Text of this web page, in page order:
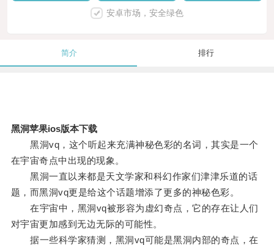
安卓市场，安全绿色
简介 排行
黑洞苹果ios版本下载
黑洞vq，这个听起来充满神秘色彩的名词，其实是一个
在宇宙奇点中出现的现象。
黑洞一直以来都是天文学家和科幻作家们津津乐道的话
题，而黑洞vq更是给这个话题增添了更多的神秘色彩。
在宇宙中，黑洞vq被形容为虚幻奇点，它的存在让人们
对宇宙更加感到无边无际的可能性。
据一些科学家猜测，黑洞vq可能是黑洞内部的奇点，在